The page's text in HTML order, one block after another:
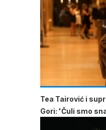
Tea Tairović i
Gori: 'Čuli smo